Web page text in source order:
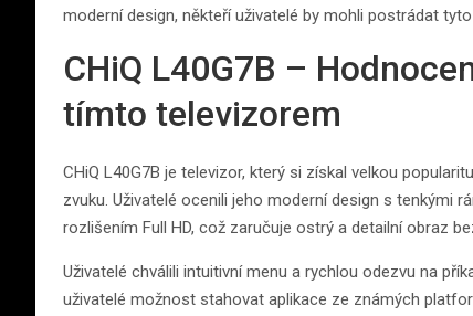
moderní design, někteří uživatelé by mohli postrádat
CHiQ L40G7B –
tímto televizorem
CHiQ L40G7B je televizor, který si získal velkou
zvuku. Uživatelé ocenili jeho moderní design s tenkými
rozlišením Full HD, což zaručuje ostrý a detailní obraz
Uživatelé chválili intuitivní menu a rychlou odezvu na
uživatelé možnost stahovat aplikace ze známých